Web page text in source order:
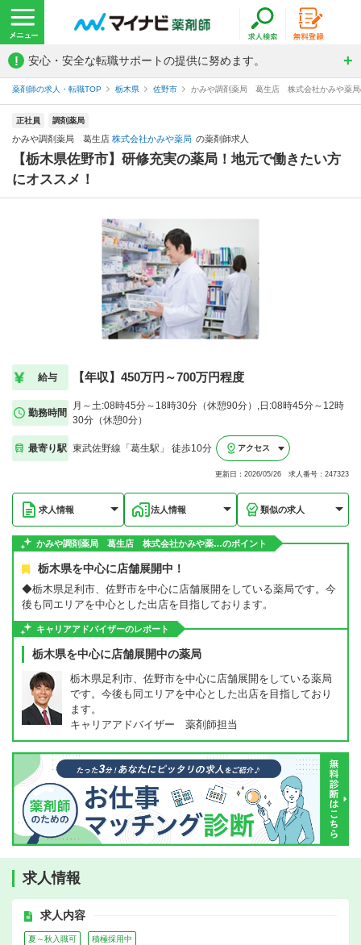
! 安心・安全な転職サポートの提供に努めます。
薬剤師の求人・転職TOP 栃木県 佐野市 かみや調剤薬局 葛生店 株式会社かみや薬局
正社員 調剤薬局
かみや調剤薬局 葛生店 株式会社かみや薬局 の薬剤師求人
【栃木県佐野市】研修充実の薬局！地元で働きたい方
にオススメ！
給与 【年収】450万円～700万円程度
勤務時間
月～土:08時45分～18時30分（休憩90分）,日:08時45分～12時
30分（休憩0分）
最寄り駅 東武佐野線「葛生駅」 徒歩10分 アクセス
更新日：2026/05/26 求人番号：247323
求人情報 法人情報 類似の求人
かみや調剤薬局 葛生店 株式会社かみや薬…のポイント
栃木県を中心に店舗展開中！
◆栃木県足利市、佐野市を中心に店舗展開をしている薬局です。今
後も同エリアを中心とした出店を目指しております。
キャリアアドバイザーのレポート
栃木県を中心に店舗展開中の薬局
栃木県足利市、佐野市を中心に店舗展開をしている薬局
です。今後も同エリアを中心とした出店を目指しており
ます。
キャリアアドバイザー 薬剤師担当
求人情報
求人内容
夏～秋入職可 積極採用中